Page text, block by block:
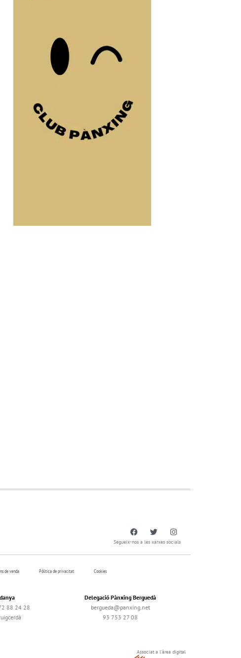
Segueix-nos a les xarxes socials
de venda Pólitica de privacitat Cookies
88 24 28
Delegació Pànxing Berguedà
bergueda@panxing.net
93 753 27 08
Associat a l'àrea digital